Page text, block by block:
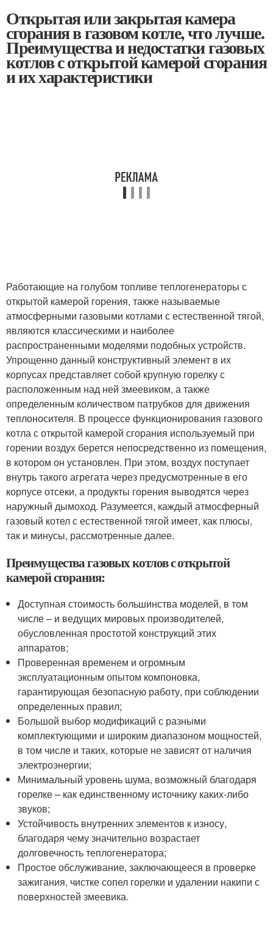
Открытая или закрытая камера
сгорания в газовом котле, что лучше.
Преимущества и недостатки газовых
котлов с открытой камерой сгорания
и их характеристики
Работающие на голубом топливе теплогенераторы с
открытой камерой горения, также называемые
атмосферными газовыми котлами с естественной тягой,
являются классическими и наиболее
распространенными моделями подобных устройств.
Упрощенно данный конструктивный элемент в их
корпусах представляет собой крупную горелку с
расположенным над ней змеевиком, а также
определенным количеством патрубков для движения
теплоносителя. В процессе функционирования газового
котла с открытой камерой сгорания используемый при
горении воздух берется непосредственно из помещения,
в котором он установлен. При этом, воздух поступает
внутрь такого агрегата через предусмотренные в его
корпусе отсеки, а продукты горения выводятся через
наружный дымоход. Разумеется, каждый атмосферный
газовый котел с естественной тягой имеет, как плюсы,
так и минусы, рассмотренные далее.
Преимущества газовых котлов с открытой
камерой сгорания:
Доступная стоимость большинства моделей, в том
числе – и ведущих мировых производителей,
обусловленная простотой конструкций этих
аппаратов;
Проверенная временем и огромным
эксплуатационным опытом компоновка,
гарантирующая безопасную работу, при соблюдении
определенных правил;
Большой выбор модификаций с разными
комплектующими и широким диапазоном мощностей,
в том числе и таких, которые не зависят от наличия
электроэнергии;
Минимальный уровень шума, возможный благодаря
горелке – как единственному источнику каких-либо
звуков;
Устойчивость внутренних элементов к износу,
благодаря чему значительно возрастает
долговечность теплогенератора;
Простое обслуживание, заключающееся в проверке
зажигания, чистке сопел горелки и удалении накипи с
поверхностей змеевика.